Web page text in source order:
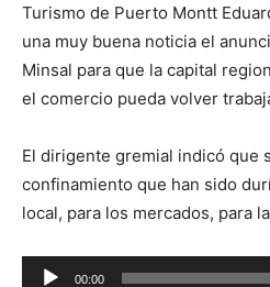
Turismo de Puerto Montt
una muy buena noticia el
Minsal para que la capital
el comercio pueda volver
El dirigente gremial indicó que
confinamiento que han sido
local, para los mercados, para
Reproductor
00:00